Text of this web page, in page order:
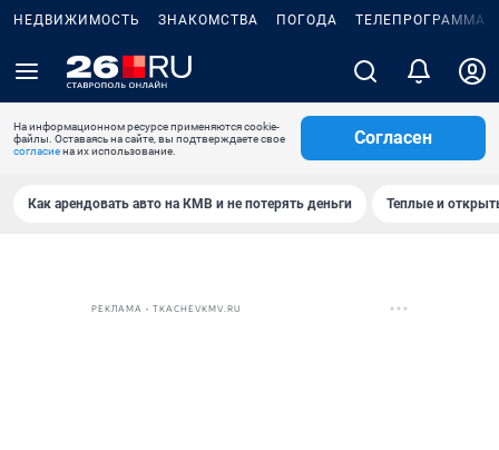
НЕДВИЖИМОСТЬ ЗНАКОМСТВА ПОГОДА ТЕЛЕПРОГРАММА
На информационном ресурсе применяются cookie-
файлы. Оставаясь на сайте, вы подтверждаете свое
согласиена их использование.
Согласен
Как арендовать авто на КМВ и не потерять деньги Теплые и
РЕКЛАМА • TKACHEVKMV.RU